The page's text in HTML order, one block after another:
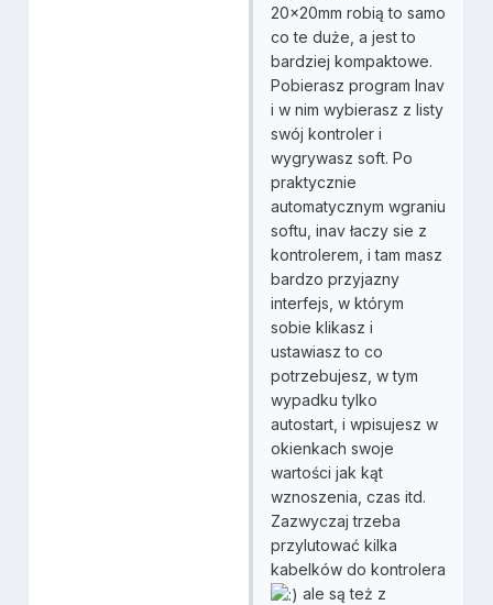
20x20mm robią to samo
co te duże, a jest to
bardziej kompaktowe.
Pobierasz program Inav
i w nim wybierasz z listy
swój kontroler i
wygrywasz soft. Po
praktycznie
automatycznym wgraniu
softu, inav łaczy sie z
kontrolerem, i tam masz
bardzo przyjazny
interfejs, w którym
sobie klikasz i
ustawiasz to co
potrzebujesz, w tym
wypadku tylko
autostart, i wpisujesz w
okienkach swoje
wartości jak kąt
wznoszenia, czas itd.
Zazwyczaj trzeba
przylutować kilka
kabelków do kontrolera
ale są też z